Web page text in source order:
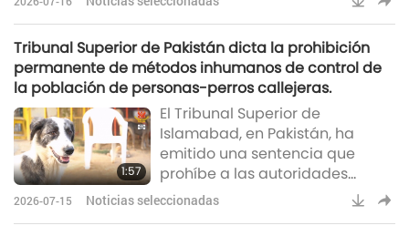
admirar el brillante anillo de luz
mientras los ornamentados
palanquines que transportan
las sandalias sagradas de Sant
Dnyaneshwar Maharaj y Sant
Tukaram Maharaj reanudan su
recorrido tras una pausa en
Tribunal Superior de Pakistán dicta la prohibición
permanente de métodos inhumanos de control de
la población de personas-perros callejeras.
1:57
El Tribunal Superior de
Islamabad, en Pakistán, ha
emitido una sentencia que
prohíbe a las autoridades
envenenar, disparar o matar
2026-07-15 Noticias seleccionadas